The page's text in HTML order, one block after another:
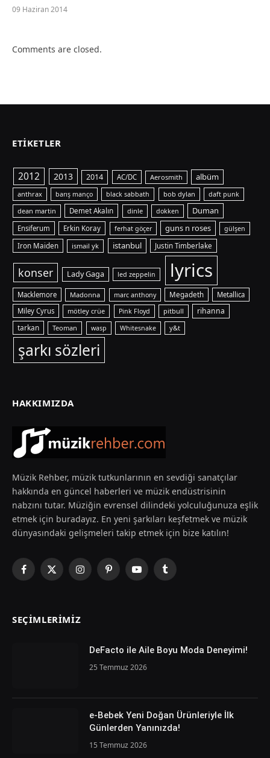
09 Haziran 2014
Comments are closed.
ETIKETLER
2012 2013 2014 AC/DC Aerosmith albüm
anthrax barış manço black sabbath bob dylan daft punk
dean martin Demet Akalın dinle dokken Duman
Ensiferum Erkin Koray ferhat göçer guns n roses gülşen
Iron Maiden ismail yk istanbul Justin Timberlake
konser Lady Gaga led zeppelin lyrics
Macklemore Madonna marc anthony Megadeth
Metallica
Miley Cyrus
mötley crüe Pink Floyd pitbull rihanna
tarkan Teoman wasp Whitesnake y&t
şarkı sözleri
HAKKIMIZDA
Müzik Rehber, müzik tutkunlarının en sevdiği sanatçılar
hakkında en güncel haberleri ve müzik endüstrisinin
nabzını tutar. Müziğin evrensel dilindeki yolculuğunuza eşlik
etmek için buradayız. En yeni şarkıları keşfetmek ve müzik
dünyasındaki gelişmeleri takip etmek için bize katılın!
Facebook
X
InstagramPinterestYouTubeTumblr
SEÇIMLERIMIZ
DeFacto ile Aile Boyu Moda Deneyimi!
25 Temmuz 2026
e-Bebek Yeni Doğan Ürünleriyle İlk
Günlerden Yanınızda!
15 Temmuz 2026